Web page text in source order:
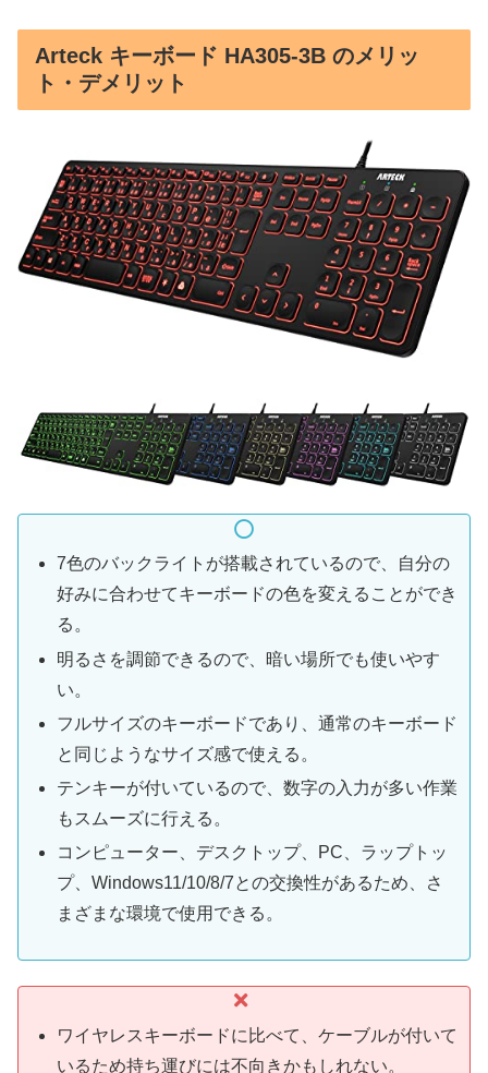
Arteck キーボード HA305-3B のメリッ
ト・デメリット
7色のバックライトが搭載されているので、自分の
好みに合わせてキーボードの色を変えることができ
る。
明るさを調節できるので、暗い場所でも使いやす
い。
フルサイズのキーボードであり、通常のキーボード
と同じようなサイズ感で使える。
テンキーが付いているので、数字の入力が多い作業
もスムーズに行える。
コンピューター、デスクトップ、PC、ラップトッ
プ、Windows11/10/8/7との交換性があるため、さ
まざまな環境で使用できる。
ワイヤレスキーボードに比べて、ケーブルが付いて
いるため持ち運びには不向きかもしれない。